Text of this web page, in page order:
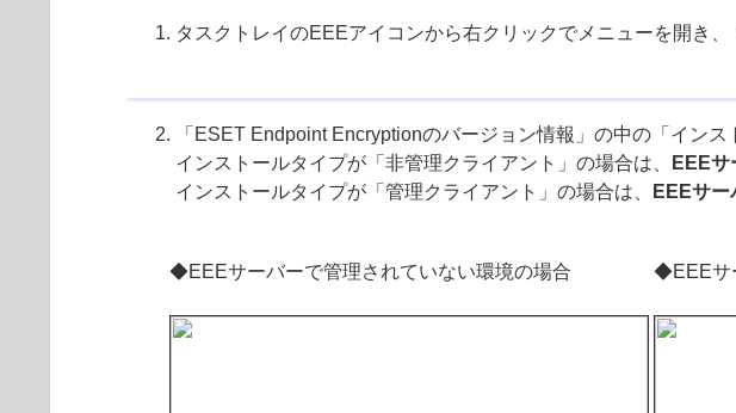
タスクトレイのEEEアイコンから右クリックでメニューを開き
「ESET Endpoint Encryptionのバージョン情報」の中の「インス
インストールタイプが「非管理クライアント」の場合は、
EEE
インストールタイプが「管理クライアント」の場合は、
EEEサ
◆EEEサーバーで管理されていない環境の場合 ◆EEEサ